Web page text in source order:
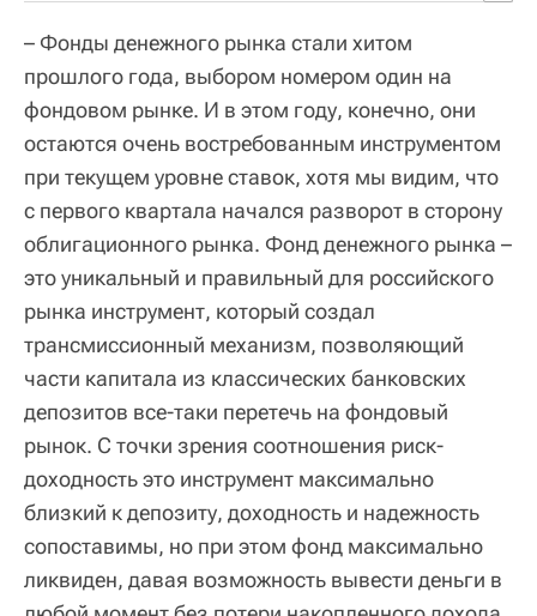
– Фонды денежного рынка стали хитом
прошлого года, выбором номером один на
фондовом рынке. И в этом году, конечно, они
остаются очень востребованным инструментом
при текущем уровне ставок, хотя мы видим, что
с первого квартала начался разворот в сторону
облигационного рынка. Фонд денежного рынка –
это уникальный и правильный для российского
рынка инструмент, который создал
трансмиссионный механизм, позволяющий
части капитала из классических банковских
депозитов все-таки перетечь на фондовый
рынок. С точки зрения соотношения риск-
доходность это инструмент максимально
близкий к депозиту, доходность и надежность
сопоставимы, но при этом фонд максимально
ликвиден, давая возможность вывести деньги в